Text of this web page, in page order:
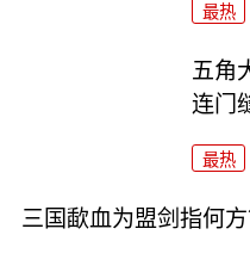
最热
五角
连门
最热
三国歃血为盟剑指何